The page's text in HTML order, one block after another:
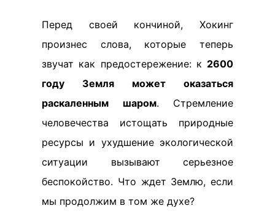
Перед своей кончиной, Хокинг
произнес слова, которые теперь
звучат как предостережение: к 2600
году Земля может оказаться
раскаленным шаром. Стремление
человечества истощать природные
ресурсы и ухудшение экологической
ситуации вызывают серьезное
беспокойство. Что ждет Землю, если
мы продолжим в том же духе?